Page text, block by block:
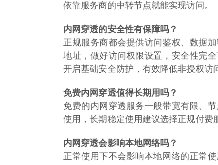
依靠服务商的中转节点就能实现访问。
内网穿透的安全性有保障吗？
正规服务商都会提供访问鉴权、数据
地址，做好访问权限设置，安全性完
开启基础安全防护，有效降低非授权访
免费内网穿透值得长期用吗？
免费的内网穿透服务一般带宽有限、
使用，长期稳定使用建议选择正规付费
内网穿透会影响本地网络吗？
正常使用下不会影响本地网络的正常